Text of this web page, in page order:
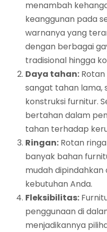
menambah
keanggunan pada
warnanya yang
dengan berbagai
tradisional hingga
Daya tahan:
sangat tahan lama,
konstruksi furnitur.
bertahan dalam
tahan terhadap
Ringan: Rotan
banyak bahan
mudah dipindahkan
kebutuhan Anda.
Fleksibilitas:
penggunaan di
menjadikannya